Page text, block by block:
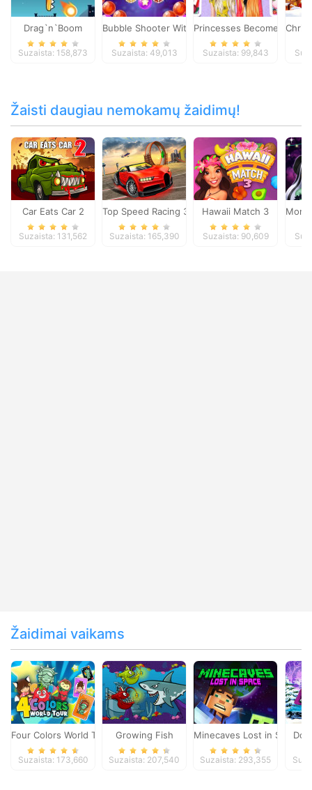
Drag`n`Boom
Suzaista: 158,873
Bubble Shooter Witch Tower
Suzaista: 49,013
Princesses Become
Suzaista: 99,843
Žaisti daugiau nemokamų žaidimų!
Car Eats Car 2
Suzaista: 131,562
Top Speed Racing 3D
Suzaista: 165,390
Hawaii Match 3
Suzaista: 90,609
Žaidimai vaikams
Four Colors World Tour
Suzaista: 173,660
Growing Fish
Suzaista: 207,540
Minecaves Lost in Space
Suzaista: 293,355